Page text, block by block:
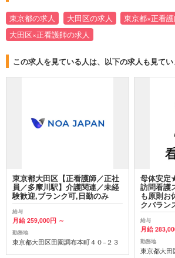
東京都の求人 大田区の求人
東京都×正看
大田区×正看護師の求人
この求人を見ている人は、以下の求人も見て
東京都大田区【正看護師／正社
員／多摩川駅】介護関連／未経
験歓迎,ブランク可,日勤のみ
給与
月給 259,000円 ～
勤務地
東京都大田区田園調布本町４０−２３
母体安定
訪問看護
も原則お
クバラン
給与
月給
勤務地
東京都大田